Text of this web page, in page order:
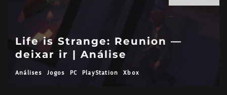
Life is Strange: Reunion —
deixar ir | Análise
Análises Jogos PC PlayStation Xbox